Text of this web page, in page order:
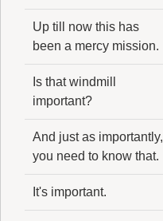
Up till now this has
been a mercy mission.
Is that windmill
important?
And just as importantly,
you need to know that.
It's important.